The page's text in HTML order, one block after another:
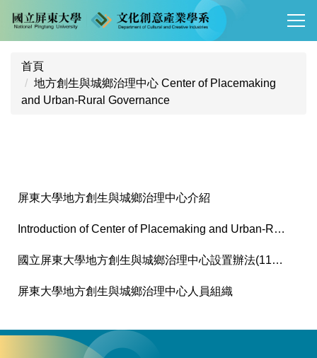
跳
到
主
首頁
地方創生與城鄉治理中心 Center of Placemaking
and Urban-Rural Governance
屏東大學地方創生與城鄉治理中心介紹
Introduction of Center of Placemaking and Urban-Rural Governance
國立屏東大學地方創生與城鄉治理中心設置辦法(111.06.29)
屏東大學地方創生與城鄉治理中心人員組織